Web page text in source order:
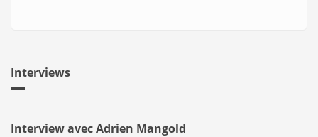
Interviews
Interview avec Adrien Mangold